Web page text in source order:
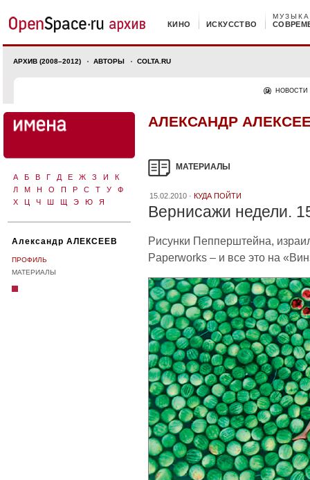
КИНО ИСКУССТВО
МУЗЫКА
АРХИВ (2008–2012) АВТОРЫ COLTA.RU
НОВОСТИ
А Б В Г Д Е Ж З И
К
Л
М Н О П Р С Т У
Ф
Х
Ц Ч Ш Щ Э Ю Я
Александр АЛЕКСЕЕВ
ПРОФИЛЬ
МАТЕРИАЛЫ
АЛЕКСАНДР
МАТЕРИАЛЫ
15.02.2010 · КУДА ПОЙТИ
Вернисажи недели.
Рисунки Пепперштейна,
Paperworks – и все это на